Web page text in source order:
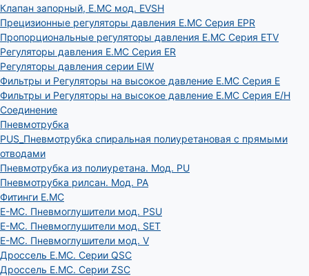
Клапан запорный, E.MC мод. EVSH
Прецизионные регуляторы давления E.MC Серия EPR
Пропорциональные регуляторы давления E.MC Серия ETV
Регуляторы давления E.MC Серия ER
Регуляторы давления серии EIW
Фильтры и Регуляторы на высокое давление E.MC Серия E
Фильтры и Регуляторы на высокое давление E.MC Серия E/H
Соединение
Пневмотрубка
PUS_Пневмотрубка спиральная полиуретановая с прямыми
отводами
Пневмотрубка из полиуретана. Мод. РU
Пневмотрубка рилсан. Мод. PA
Фитинги E.MC
E-MC. Пневмоглушители мод. PSU
E-MC. Пневмоглушители мод. SET
E-MC. Пневмоглушители мод. V
Дроссель E.MC. Серии QSC
Дроссель E.MC. Серии ZSC